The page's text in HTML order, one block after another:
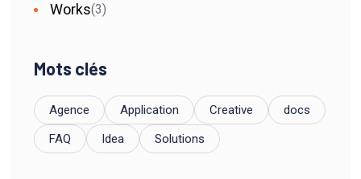
Works(3)
Mots clés
Agence Application Creative
docs
FAQ
Idea Solutions